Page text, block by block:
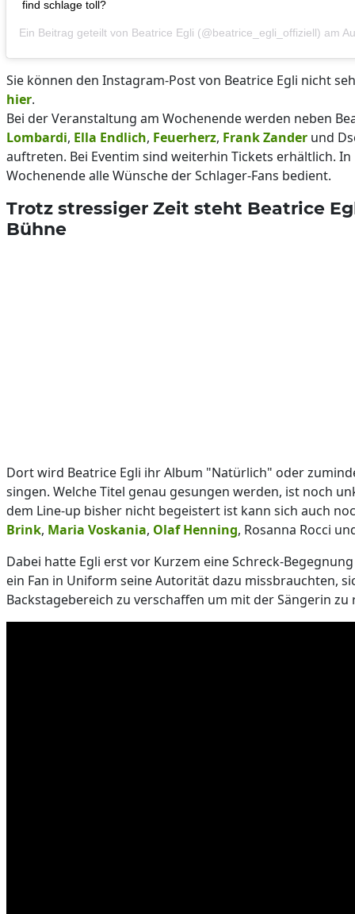
find schlage toll?
Ein Beitrag geteilt von Beatrice Egli (@beatrice_egli_offiziell) am
Sie können den Instagram-Post von Beatrice Egli nicht
hier.
Bei der Veranstaltung am Wochenende werden neben
Lombardi, Ella Endlich, Feuerherz, Frank Zander und
auftreten. Bei Eventim sind weiterhin Tickets erhältlich.
Wochenende alle Wünsche der Schlager-Fans bedient.
Trotz stressiger Zeit steht Beatrice
Bühne
Dort wird Beatrice Egli ihr Album "Natürlich" oder
singen. Welche Titel genau gesungen werden, ist noch
dem Line-up bisher nicht begeistert ist kann sich auch
Brink, Maria Voskania, Olaf Henning, Rosanna Rocci
Dabei hatte Egli erst vor Kurzem eine Schreck-
ein Fan in Uniform seine Autorität dazu missbrauchten,
Backstagebereich zu verschaffen um mit der Sängerin zu